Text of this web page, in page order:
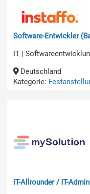
Software-Entwickler
IT |
Deutschland
Kategorie:
IT-Allrounder / IT-